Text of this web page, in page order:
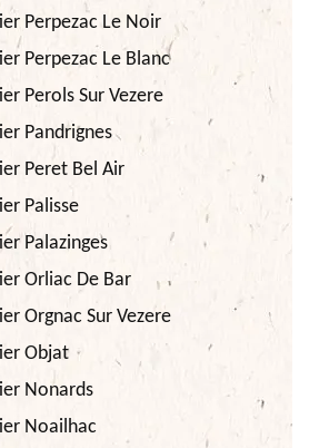
Perpezac Le Noir
Perpezac Le Blanc
Perols Sur Vezere
Pandrignes
Peret Bel Air
Palisse
Palazinges
Orliac De Bar
Orgnac Sur Vezere
Objat
Nonards
Noailhac